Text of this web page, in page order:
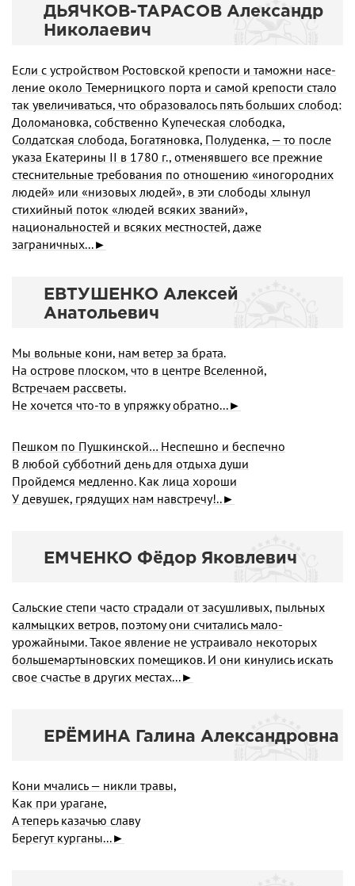
ДЬЯЧКОВ-ТАРАСОВ Александр
Николаевич
Если с устройством Ростовской крепости и таможни насе­
ление около Темерницкого порта и самой крепости стало
так увеличиваться, что образовалось пять больших слобод:
Доломановка, собственно Купеческая слободка,
Солдатская слобо­да, Богатяновка, Полуденка, — то после
указа Екатерины II в 1780 г., отменявшего все прежние
стеснительные требования по отношению «иногородних
людей» или «низовых людей», в эти слободы хлынул
стихийный поток «людей всяких званий»,
национальностей и всяких местностей, даже
заграничных...►
ЕВТУШЕНКО Алексей
Анатольевич
Мы вольные кони, нам ветер за брата.
На острове плоском, что в центре Вселенной,
Встречаем рассветы.
Не хочется что-то в упряжку обратно...►
Пешком по Пушкинской… Неспешно и беспечно
В любой субботний день для отдыха души
Пройдемся медленно. Как лица хороши
У девушек, грядущих нам навстречу!..►
ЕМЧЕНКО Фёдор Яковлевич
Сальские степи часто страдали от засушливых, пыль­ных
калмыцких ветров, поэтому они считались мало­
урожайными. Такое явление не устраивало некоторых
большемартыновских помещиков. И они кинулись ис­кать
свое счастье в других местах...►
ЕРЁМИНА Галина Александровна
Кони мчались — никли травы,
Как при урагане,
А теперь казачью славу
Берегут курганы...►